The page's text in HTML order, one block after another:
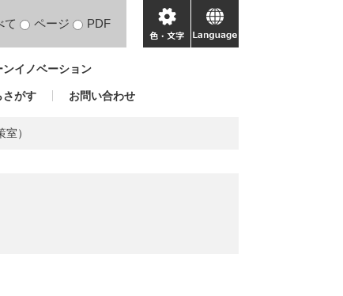
て ページ PDF
色・
文
language
ンイノベーション
さがす お問い合わせ
）